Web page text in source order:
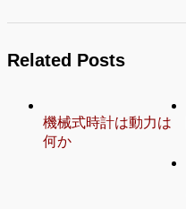
Related Posts
機械式時計は動力は
何か